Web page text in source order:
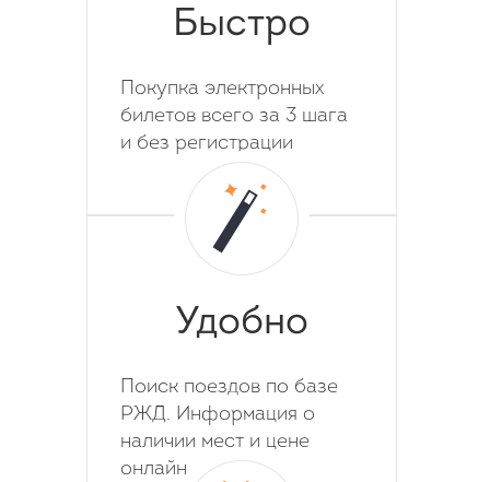
Быстро
Покупка электронных
билетов всего за 3 шага
и без регистрации
Удобно
Поиск поездов по базе
РЖД. Информация о
наличии мест и цене
онлайн